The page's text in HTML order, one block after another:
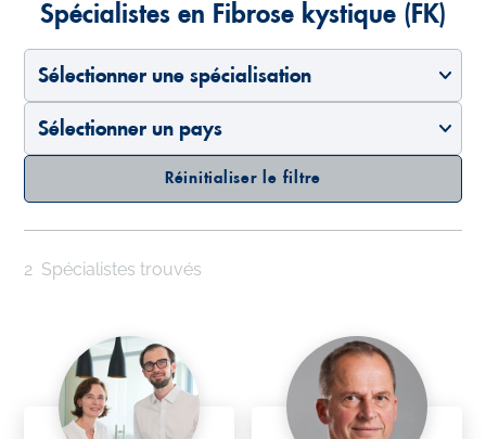
Spécialistes en Fibrose kystique (FK)
Sélectionner une spécialisation
Sélectionner un pays
Réinitialiser le filtre
2 Spécialistes trouvés